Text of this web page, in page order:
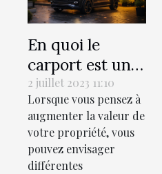
En quoi le
carport est une
valeur ajoutée à
votre propriété
?
2 juillet 2023 11:10
Lorsque vous pensez à
augmenter la valeur de
votre propriété, vous
pouvez envisager
différentes